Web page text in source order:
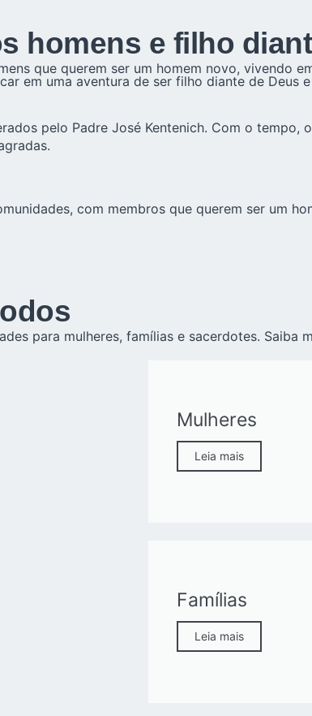
homens e filho
que querem ser um homem novo, vivendo
em uma aventura de ser filho diante de
pelo Padre José Kentenich. Com o tempo,
com membros que querem ser um
para mulheres, famílias e sacerdotes. Saiba
Mulheres
Leia mais
Famílias
Leia mais